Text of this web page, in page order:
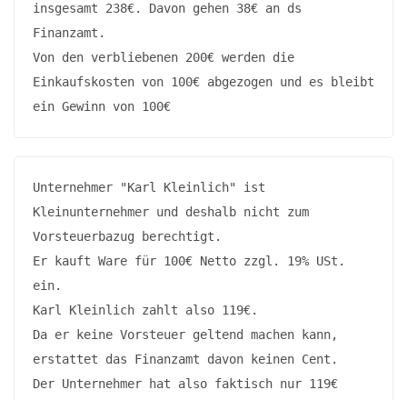
insgesamt 238€. Davon gehen 38€ an ds
Finanzamt.
Von den verbliebenen 200€ werden die
Einkaufskosten von 100€ abgezogen und es bleibt
ein Gewinn von 100€
Unternehmer "Karl Kleinlich" ist
Kleinunternehmer und deshalb nicht zum
Vorsteuerbazug berechtigt.
Er kauft Ware für 100€ Netto zzgl. 19% USt.
ein.
Karl Kleinlich zahlt also 119€.
Da er keine Vorsteuer geltend machen kann,
erstattet das Finanzamt davon keinen Cent.
Der Unternehmer hat also faktisch nur 119€